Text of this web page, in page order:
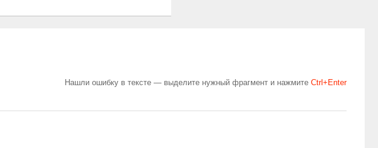
Нашли ошибку в тексте — выделите нужный фрагмент и нажмите Сtrl+Enter